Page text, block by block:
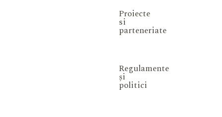
Proiecte
si
parteneriate
Regulamente
și
politici